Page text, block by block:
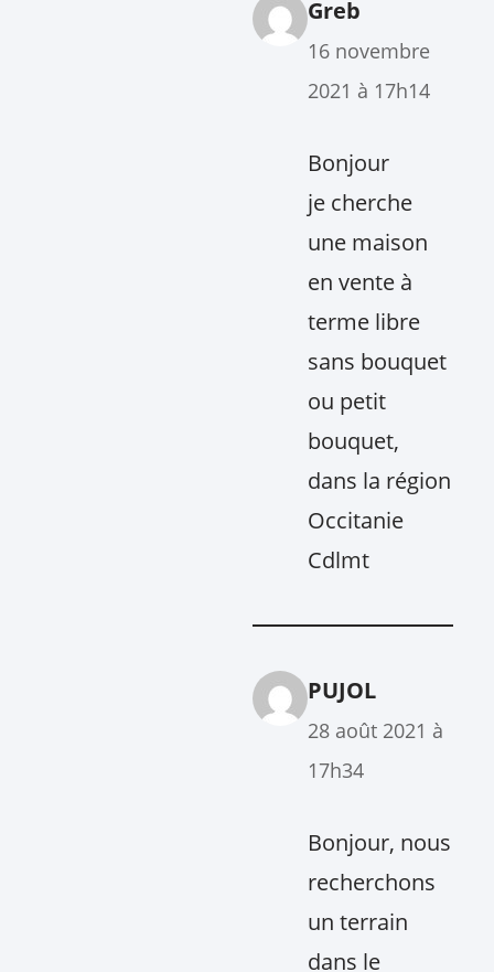
Greb
16 novembre
2021 à 17h14
Bonjour
je cherche
une maison
en vente à
terme libre
sans bouquet
ou petit
bouquet,
dans la région
Occitanie
Cdlmt
PUJOL
28 août 2021 à
17h34
Bonjour, nous
recherchons
un terrain
dans le